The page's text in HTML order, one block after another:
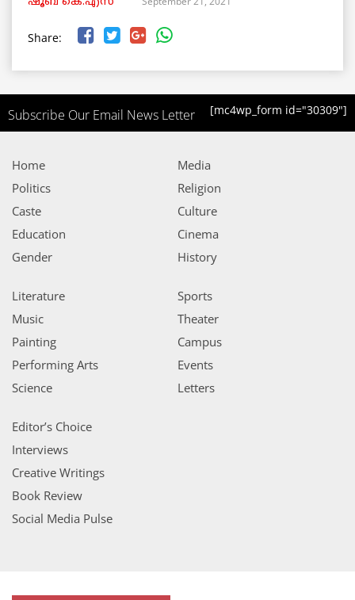
Share:
Subscribe Our Email News Letter [mc4wp_form id="30309"]
Home
Politics
Caste
Education
Gender
Media
Religion
Culture
Cinema
History
Literature
Music
Painting
Performing Arts
Science
Sports
Theater
Campus
Events
Letters
Editor’s Choice
Interviews
Creative Writings
Book Review
Social Media Pulse